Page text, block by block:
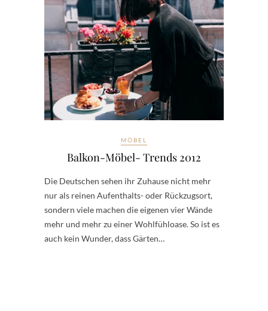
MÖBEL
Balkon-Möbel- Trends 2012
Die Deutschen sehen ihr Zuhause nicht mehr
nur als reinen Aufenthalts- oder Rückzugsort,
sondern viele machen die eigenen vier Wände
mehr und mehr zu einer Wohlfühloase. So ist es
auch kein Wunder, dass Gärten…